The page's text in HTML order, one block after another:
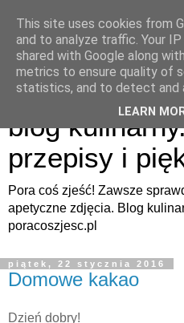
Pora coś
blog
przepisy i
Pora coś zjeść! Zawsze
apetyczne zdjęcia. Blog
poracoszjesc.pl
piątek, 22 stycznia 2016
Domowe kakao
Dzień dobry!
This site uses cookies from
and to analyze traffic. Your
shared with Google along
metrics to ensure quality of
statistics, and to detect and
LEARN